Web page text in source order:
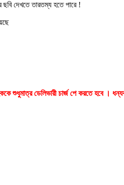
দেখতে তারতম্য হতে পারে !
শুধুমাত্র ডেলিভারী চার্জ পে করতে হবে ।